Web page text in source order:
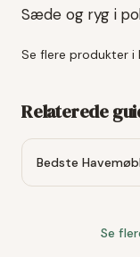
Sæde og ryg i
Se flere produkter i
Relaterede
Bedste
Se